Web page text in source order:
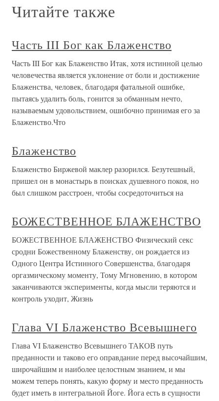
Читайте также
Часть III Бог как Блаженство
Часть III Бог как Блаженство Итак, хотя истинной целью
человечества является уклонение от боли и достижение
Блаженства, человек, благодаря фатальной ошибке,
пытаясь удалить боль, гонится за обманным нечто,
называемым удовольствием, ошибочно принимая его за
Блаженство.Что
Блаженство
Блаженство Биржевой маклер разорился. Безутешный,
пришел он в монастырь в поисках душевного покоя, но
был слишком расстроен, чтобы сосредоточиться на
БОЖЕСТВЕННОЕ БЛАЖЕНСТВО
БОЖЕСТВЕННОЕ БЛАЖЕНСТВО Физический секс
сродни Божественному Блаженству, он рождается из
Одного Центра Истинного Совершенства, благодаря
оргазмическому моменту, Тому Мгновению, в котором
заканчиваются эксперименты, когда мысли теряются и
контроль уходит, Жизнь
Глава VI Блаженство Всевышнего
Глава VI Блаженство Всевышнего ТАКОВ путь
преданности и таково его оправдание перед высочайшим,
широчайшим и наиболее целостным знанием, и мы
можем теперь понять, какую форму и место преданность
будет иметь в интегральной Йоге. Йога есть в сущности